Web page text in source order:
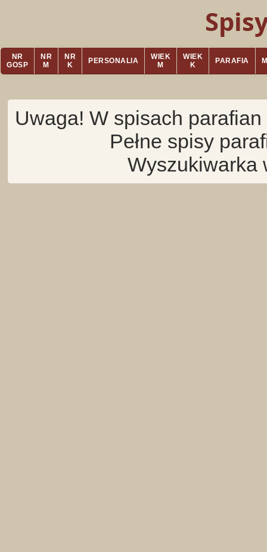
NR
GOSP
NR
M
NR
K
PERSONALIA
WIEK
M
WIEK
K
PARAFIA
Uwaga! W spisach
Pełne spisy
Wyszukiwarka